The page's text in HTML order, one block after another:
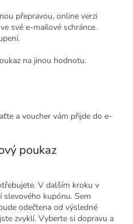
přepravou, online verzi
své e-mailové schránce.
na jinou hodnotu.
a voucher vám přijde do e-
poukaz
V dalším kroku v
kupónu. Sem
odečtena od výsledné
zvyklí. Vyberte si dopravu a